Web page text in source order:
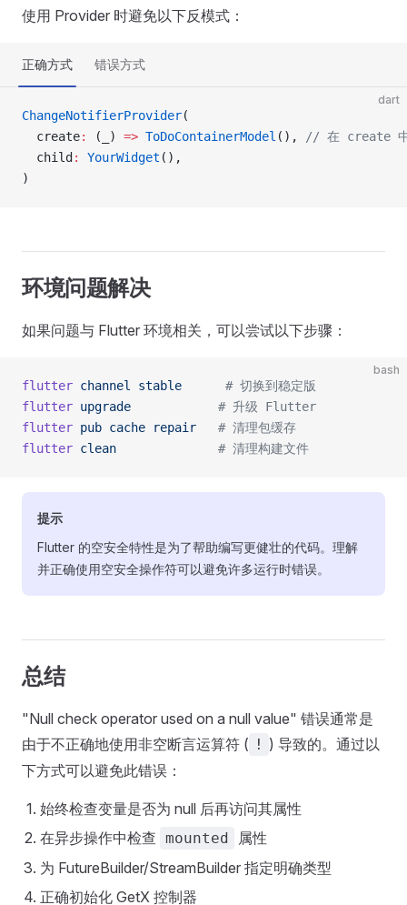
使用 Provider 时避免以下反模式：
正确方式 错误方式
dart
ChangeNotifierProvider(
  create
: (_) => ToDoContainerModel (),
// 在 create
  child
: YourWidget (),
)
环境问题解决
如果问题与 Flutter 环境相关，可以尝试以下步骤：
bash
flutter channel stable
      # 切换到稳定版
flutter upgrade
            # 升级 Flutter
flutter pub cache repair
   # 清理包缓存
flutter clean
              # 清理构建文件
提示
Flutter 的空安全特性是为了帮助编写更健壮的代码。理解
并正确使用空安全操作符可以避免许多运行时错误。
总结
"Null check operator used on a null value" 错误通常是
由于不正确地使用非空断言运算符 ( ! ) 导致的。通过以
下方式可以避免此错误：
始终检查变量是否为 null 后再访问其属性
在异步操作中检查 mounted
属性
为 FutureBuilder/StreamBuilder 指定明确类型
正确初始化 GetX 控制器